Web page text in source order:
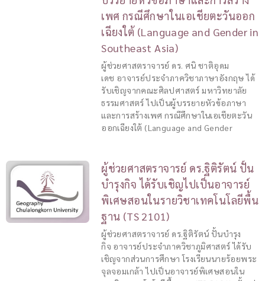
เพศ กรณีศึกษาในเอเชียตะวันออก
เฉียงใต้ (Language and Gender in
Southeast Asia)
ผู้ช่วยศาสตราจารย์ ดร. ศนิ ชาติอุดม
เดช อาจารย์ประจำภาควิชาภาษาอังกฤษ ได้
รับเชิญจากคณะศิลปศาสตร์ มหาวิทยาลัย
ธรรมศาสตร์ ไปเป็นผู้บรรยายหัวข้อภาษา
และการสร้างเพศ กรณีศึกษาในเอเชียตะวัน
ออกเฉียงใต้ (Language and Gender
ผู้ช่วยศาสตราจารย์ ดร.ฐิติรัตน์ ปั้น
บำรุงกิจ ได้รับเชิญไปเป็นอาจารย์
พิเศษสอนในรายวิชาเทคโนโลยีพื้น
ฐาน (TS 2101)
ผู้ช่วยศาสตราจารย์ ดร.ฐิติรัตน์ ปั้นบำรุง
กิจ อาจารย์ประจำภาควิชาภูมิศาสตร์ ได้รับ
เชิญจากส่วนการศึกษา โรงเรียนนายร้อยพระ
จุลจอมเกล้า ไปเป็นอาจารย์พิเศษสอนใน